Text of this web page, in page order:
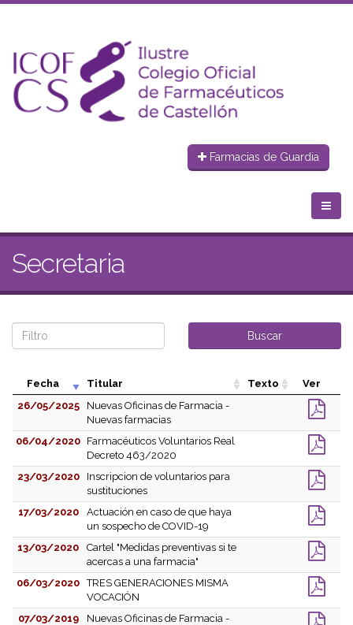
Farmacias de Guardia
Secretaria
Buscar
Fecha Titular Texto
Ver
26/05/2025
Nuevas Oficinas de Farmacia -
Nuevas farmacias
06/04/2020 Farmacéuticos Voluntarios Real
Decreto 463/2020
23/03/2020
Inscripcion de voluntarios para
sustituciones
17/03/2020
Actuación en caso de que haya
un sospecho de COVID-19
13/03/2020
Cartel "Medidas preventivas si te
acercas a una farmacia"
06/03/2020 TRES GENERACIONES MISMA
VOCACIÓN
07/03/2019
Nuevas Oficinas de Farmacia -